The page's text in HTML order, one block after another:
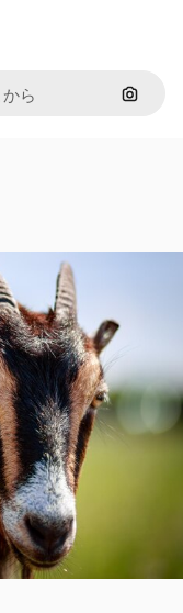
画像で